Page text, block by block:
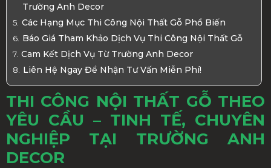
Trường Anh Decor
Các Hạng Mục Thi Công Nội Thất Gỗ Phổ Biến
Báo Giá Tham Khảo Dịch Vụ Thi Công Nội Thất Gỗ
Cam Kết Dịch Vụ Từ Trường Anh Decor
Liên Hệ Ngay Để Nhận Tư Vấn Miễn Phí!
THI CÔNG NỘI THẤT GỖ THEO
YÊU CẦU – TINH TẾ, CHUYÊN
NGHIỆP TẠI TRƯỜNG ANH
DECOR